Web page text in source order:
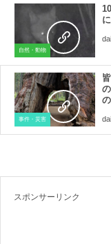
自然・動物
事件・災害
スポンサーリンク